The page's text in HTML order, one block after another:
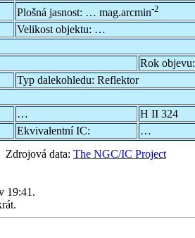
Plošná jasnost: … mag.arcmin-2
Velikost objektu: …
Rok objevu:
Typ dalekohledu: Reflektor
…
H II 324
Ekvivalentní IC:
…
Zdrojová data: The NGC/IC Project
19:41.